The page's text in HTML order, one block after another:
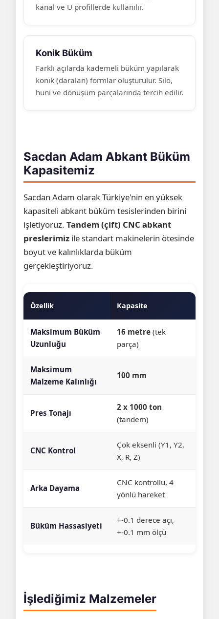
kanal ve U profillerde kullanılır.
Konik Büküm
Farklı açılarda kademeli büküm yapılarak
konik (daralan) formlar oluşturulur. Silo,
huni ve dönüşüm parçalarında tercih edilir.
Sacdan Adam Abkant Büküm
Kapasitemiz
Sacdan Adam olarak Türkiye'nin en yüksek
kapasiteli abkant büküm tesislerinden birini
işletiyoruz. Tandem (çift) CNC abkant
preslerimiz ile standart makinelerin ötesinde
boyut ve kalınlıklarda büküm
gerçekleştiriyoruz.
Özellik Kapasite
Maksimum Büküm
Uzunluğu
16 metre(tek
parça)
Maksimum
Malzeme Kalınlığı
100 mm
Pres Tonajı
2 x 1000 ton
(tandem)
CNC Kontrol
Çok eksenli (Y1, Y2,
X, R, Z)
Arka Dayama
CNC kontrollü, 4
yönlü hareket
Büküm Hassasiyeti
+-0.1 derece açı,
+-0.1 mm ölçü
İşlediğimiz Malzemeler